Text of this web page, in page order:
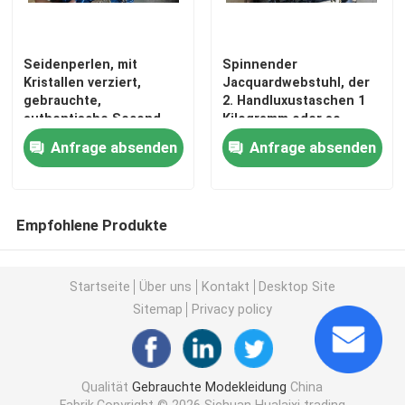
Gebrauchte High-End-Schuhe
2. Handtaschen
Luxustaschen aus zweiter Hand
Gebrauchte Kinderschuhe
Lässige Herbstoutfits
Neue Modellhemden für Herren
Seidenperlen, mit
Kristallen verziert,
gebrauchte,
authentische Second-
Hand-Markenbeutel, 1
kg
Anfrage absenden
Spinnender
Jacquardwebstuhl, der
2. Handluxustaschen 1
Kilogramm oder so
druckt
Anfrage absenden
Empfohlene Produkte
Startseite Über uns Kontakt
Desktop Site
Sitemap
Privacy policy
QualitätGebrauchte Modekleidung China